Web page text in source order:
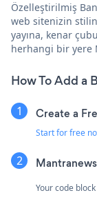
Özelleştirilmiş
web sitenizin
yayına, kenar
herhangi bir yere
How To Add a
Create a
Start for free
Your code